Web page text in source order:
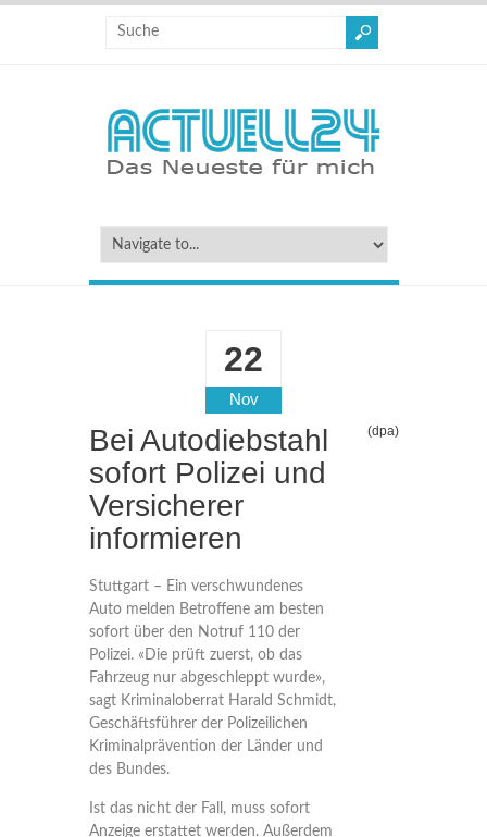
22
Nov
Bei Autodiebstahl
sofort Polizei und
Versicherer
informieren
(dpa)
Stuttgart – Ein verschwundenes
Auto melden Betroffene am besten
sofort über den Notruf 110 der
Polizei. «Die prüft zuerst, ob das
Fahrzeug nur abgeschleppt wurde»,
sagt Kriminaloberrat Harald Schmidt,
Geschäftsführer der Polizeilichen
Kriminalprävention der Länder und
des Bundes.
Ist das nicht der Fall, muss sofort
Anzeige erstattet werden. Außerdem